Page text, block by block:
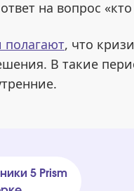
на вопрос «кто
полагают, что
В такие
5 Prism